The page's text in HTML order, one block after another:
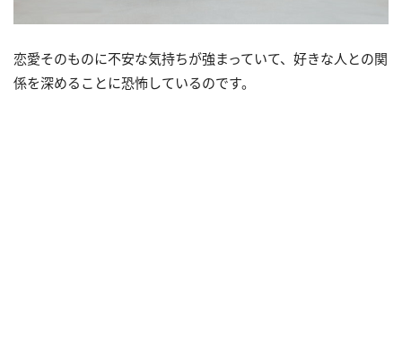
恋愛そのものに不安な気持ちが強まっていて、好きな人との関
係を深めることに恐怖しているのです。